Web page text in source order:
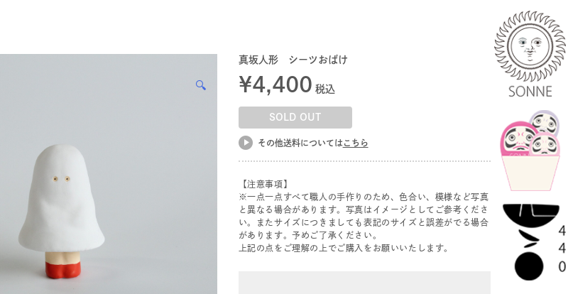
🔍
真坂人形 シーツおばけ
¥4,400 税込
SOLD OUT
その他送料については こちら
【注意事項】
※一点一点すべて職人の手作りのため、色合い、模様など写真
と異なる場合があります。写真はイメージとしてご参考くださ
い。またサイズにつきましても表記のサイズと誤差がでる場合
があります。予めご了承ください。
上記の点をご理解の上でご購入をお願いいたします。